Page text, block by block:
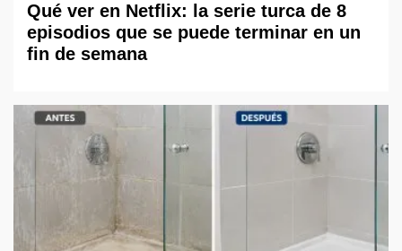
Qué ver en Netflix: la serie turca de 8
episodios que se puede terminar en un
fin de semana